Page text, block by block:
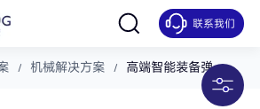
联系我们
机械解决方案
高端智能装备弹簧
汽车解决方案